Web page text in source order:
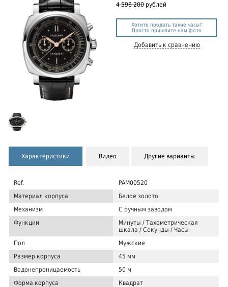
4 596 200 рублей
Хотите продать такие часы?
Просто пришлите нам фото
Добавить к сравнению
Характеристики Видео Другие варианты
Ref.
PAM00520
Материал корпуса
Белое золото
Механизм
С ручным заводом
Функции
Минуты / Тахометрическая
шкала / Секунды / Часы
Пол
Мужские
Размер корпуса
45 мм
Водонепроницаемость
50 м
Форма корпуса
Квадрат